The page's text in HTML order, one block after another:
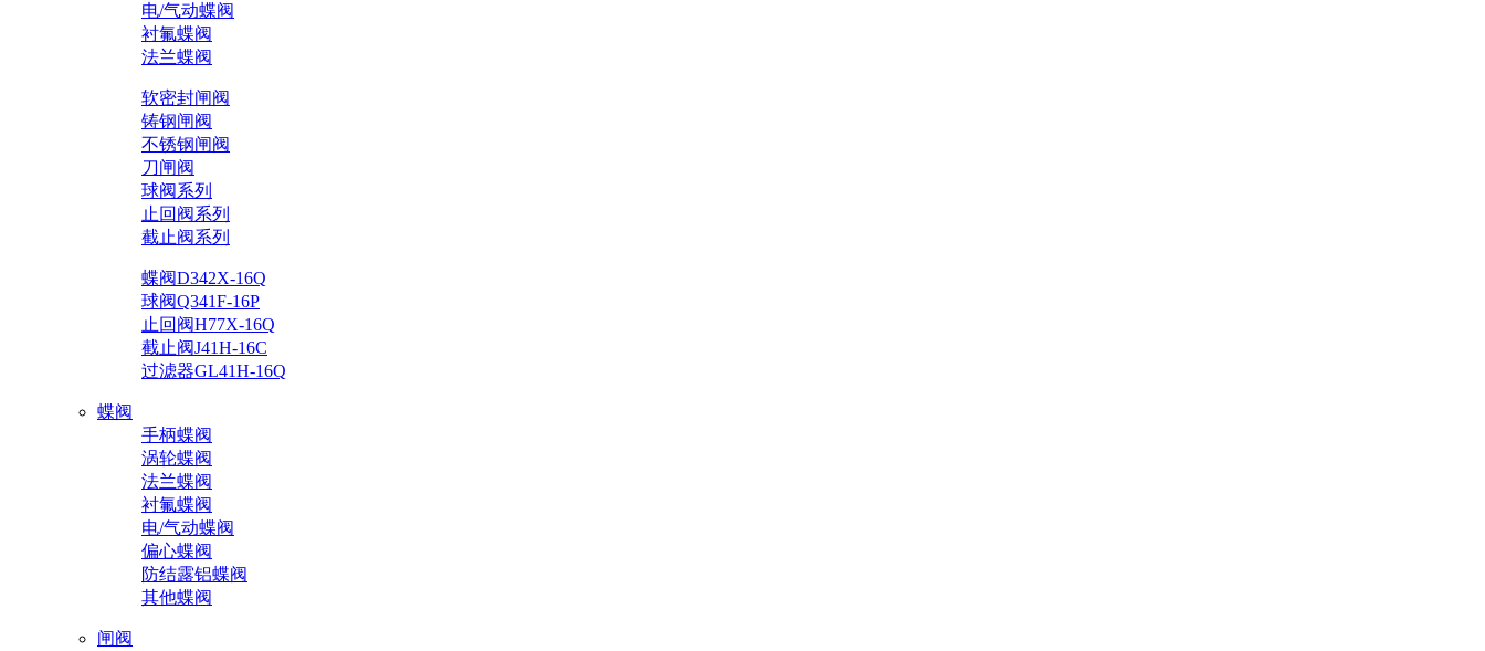
电/气动蝶阀
衬氟蝶阀
法兰蝶阀
软密封闸阀
铸钢闸阀
不锈钢闸阀
刀闸阀
球阀系列
止回阀系列
截止阀系列
蝶阀D342X-16Q
球阀Q341F-16P
止回阀H77X-16Q
截止阀J41H-16C
过滤器GL41H-16Q
蝶阀
手柄蝶阀
涡轮蝶阀
法兰蝶阀
衬氟蝶阀
电/气动蝶阀
偏心蝶阀
防结露铝蝶阀
其他蝶阀
闸阀